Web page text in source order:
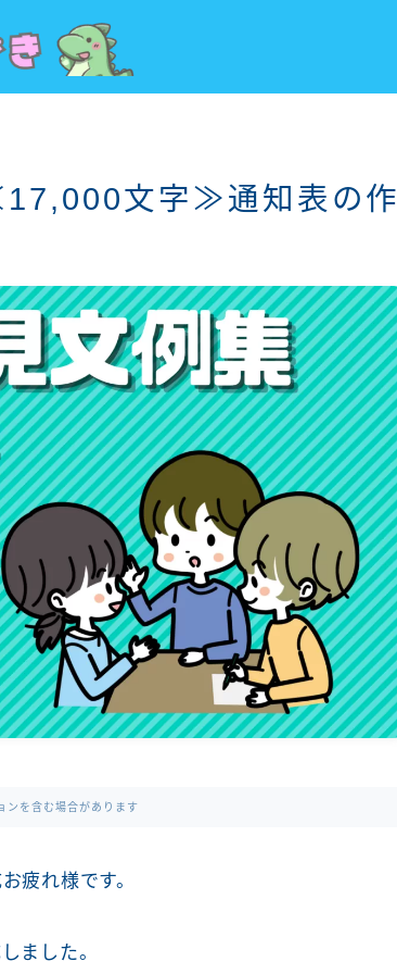
文字≫通知表の作
ンを含む場合があります
疲れ様です。
ました。